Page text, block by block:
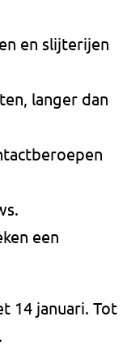
en slijterijen
langer dan
een
14 januari. Tot